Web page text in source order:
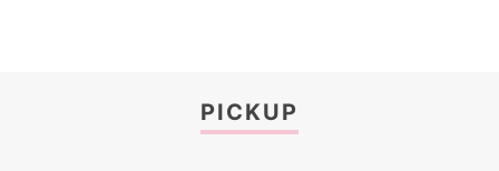
PICKUP